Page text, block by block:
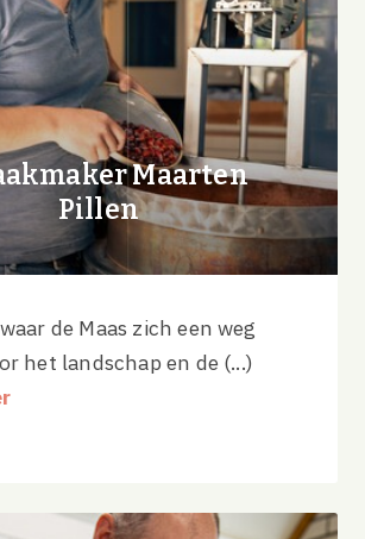
Maarten
Pillen
de Maas zich een weg
het landschap en de (...)